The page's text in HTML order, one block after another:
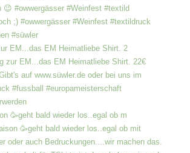
😉 #owwergässer #Weinfest #textild
EM...das EM Heimatliebe Shirt. 2
🥳geht bald wieder los..egal ob m